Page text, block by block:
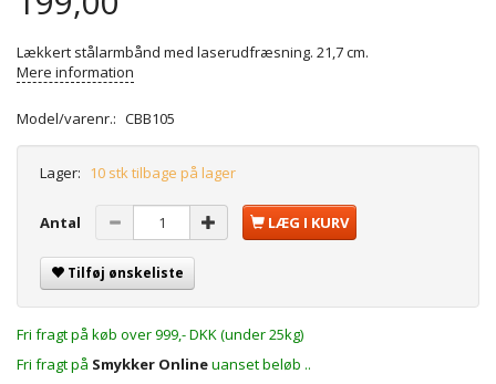
Lækkert stålarmbånd med laserudfræsning. 21,7 cm.
Mere information
Model/varenr.: CBB105
Lager: 10 stk tilbage på lager
Antal LÆG I KURV
Tilføj ønskeliste
Fri fragt på køb over 999,- DKK (under 25kg)
Fri fragt på Smykker Onlineuanset beløb ..